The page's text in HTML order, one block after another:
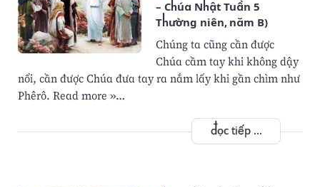
– Chúa Nhật Tuần 5
Thường niên, năm B)
Chúng ta cũng cần được
Chúa cầm tay khi không dậy
nổi, cần được Chúa đưa tay ra nắm lấy khi gần chìm như
Phêrô. Read more »…
đọc tiếp ...